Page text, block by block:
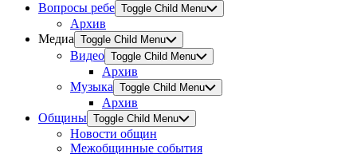
Вопросы ребе Toggle Child Menu
Архив
Медиа Toggle Child Menu
Видео Toggle Child Menu
Архив
Музыка Toggle Child Menu
Архив
Общины Toggle Child Menu
Новости общин
Межобщинные события